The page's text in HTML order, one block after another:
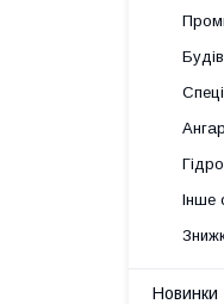
Інше
Новинки